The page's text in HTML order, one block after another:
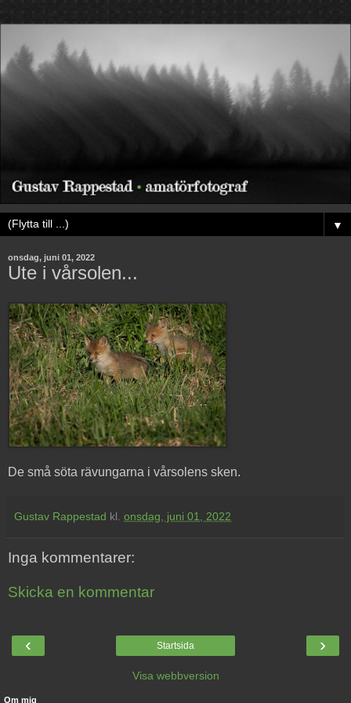
▼
onsdag, juni 01, 2022
Ute i vårsolen...
De små söta rävungarna i vårsolens sken.
Gustav Rappestad kl. onsdag, juni 01, 2022
Inga kommentarer:
Skicka en kommentar
‹ ›
Startsida
Visa webbversion
Om mig